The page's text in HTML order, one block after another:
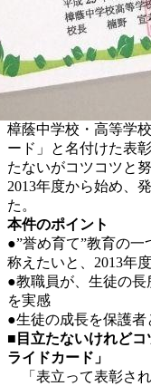
樟蔭中学校・高等学
ード」と名付けた表
たないがコツコツと
2013年度から始め、
た。
本件のポイント
●”誉め育て”教育の
称えたいと、2013年
●教職員が、生徒の
を実感
●生徒の成長を保護
■目立たないけれど
ライドカード」
「表立って表彰さ